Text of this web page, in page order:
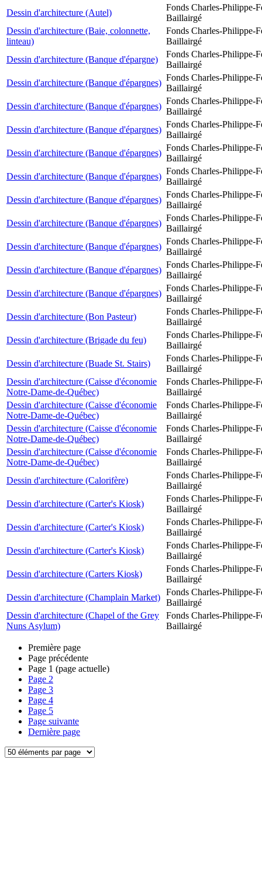
Dessin d'architecture (Autel)
Fonds Charles-Philippe-
Baillairgé
Dessin d'architecture (Baie, colonnette,
linteau)
Fonds Charles-Philippe-
Baillairgé
Dessin d'architecture (Banque d'épargne)
Fonds Charles-Philippe-
Baillairgé
Dessin d'architecture (Banque d'épargnes)
Fonds Charles-Philippe-
Baillairgé
Dessin d'architecture (Banque d'épargnes)
Fonds Charles-Philippe-
Baillairgé
Dessin d'architecture (Banque d'épargnes)
Fonds Charles-Philippe-
Baillairgé
Dessin d'architecture (Banque d'épargnes)
Fonds Charles-Philippe-
Baillairgé
Dessin d'architecture (Banque d'épargnes)
Fonds Charles-Philippe-
Baillairgé
Dessin d'architecture (Banque d'épargnes)
Fonds Charles-Philippe-
Baillairgé
Dessin d'architecture (Banque d'épargnes)
Fonds Charles-Philippe-
Baillairgé
Dessin d'architecture (Banque d'épargnes)
Fonds Charles-Philippe-
Baillairgé
Dessin d'architecture (Banque d'épargnes)
Fonds Charles-Philippe-
Baillairgé
Dessin d'architecture (Banque d'épargnes)
Fonds Charles-Philippe-
Baillairgé
Dessin d'architecture (Bon Pasteur)
Fonds Charles-Philippe-
Baillairgé
Dessin d'architecture (Brigade du feu)
Fonds Charles-Philippe-
Baillairgé
Dessin d'architecture (Buade St. Stairs)
Fonds Charles-Philippe-
Baillairgé
Dessin d'architecture (Caisse d'économie
Notre-Dame-de-Québec)
Fonds Charles-Philippe-
Baillairgé
Dessin d'architecture (Caisse d'économie
Notre-Dame-de-Québec)
Fonds Charles-Philippe-
Baillairgé
Dessin d'architecture (Caisse d'économie
Notre-Dame-de-Québec)
Fonds Charles-Philippe-
Baillairgé
Dessin d'architecture (Caisse d'économie
Notre-Dame-de-Québec)
Fonds Charles-Philippe-
Baillairgé
Dessin d'architecture (Calorifère)
Fonds Charles-Philippe-
Baillairgé
Dessin d'architecture (Carter's Kiosk)
Fonds Charles-Philippe-
Baillairgé
Dessin d'architecture (Carter's Kiosk)
Fonds Charles-Philippe-
Baillairgé
Dessin d'architecture (Carter's Kiosk)
Fonds Charles-Philippe-
Baillairgé
Dessin d'architecture (Carters Kiosk)
Fonds Charles-Philippe-
Baillairgé
Dessin d'architecture (Champlain Market)
Fonds Charles-Philippe-
Baillairgé
Dessin d'architecture (Chapel of the Grey
Nuns Asylum)
Fonds Charles-Philippe-
Baillairgé
Première page
Page précédente
Page 1 (page actuelle)
Page 2
Page 3
Page 4
Page 5
Page suivante
Dernière page